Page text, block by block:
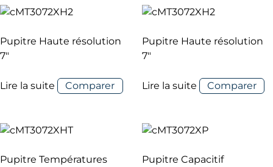
Pupitre Haute résolution
7″
Lire la suite Comparer
Pupitre Haute résolution
7″
Lire la suite Comparer
Pupitre Températures
Pupitre Capacitif